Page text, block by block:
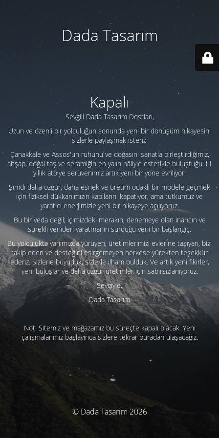
Dada Tasarım
Kapalı
Sevgili Dada Tasarım Dostları,
Uzun ve özenli bir yolculuğun sonunda yeni bir dönüşüm hikayesini
sizlerle paylaşmak isteriz.
Çanakkale ve Assos'un ruhunu ve doğasını sanatla birleştirdiğimiz,
ahşap, doğal taş ve seramiğin en yalın hâliyle estetikle buluştuğu 11
yıllık atölye serüvenimiz artık yeni bir yöne evriliyor.
Şimdi daha özgür, daha esnek ve üretim odaklı bir modele geçmek
için fiziksel dükkanımızın kapılarını kapatıyor, ama tutkumuz ve
yaratıcı enerjimizle yeni bir hikayeye açılıyoruz.
Bu bir veda değil; içimizdeki merakın, denemeye olan inancın ve
sürekli yeniden yaratmanın sürdüğü yeni bir başlangıç.
Bu yolculukta yanımızda yürüyen, üretimlerimizi evlerine taşıyan, bizi
takip eden ve desteğini esirgemeyen herkese yürekten teşekkür
ederiz. Sizlerle büyüdük, sizlerle ilham bulduk. Ve artık yeni fikirler,
yeni buluşlar ve daha özgür üretimler için sabırsızlanıyoruz.
Sevgiyle,
Dada Tasarım
Not: Sitemiz ve mağazamız bu süreçte kapalı olacak. Yeni
çalışmalarımız başlayınca sizlere tekrar buradan ulaşacağız.
© Dada Tasarım 2026